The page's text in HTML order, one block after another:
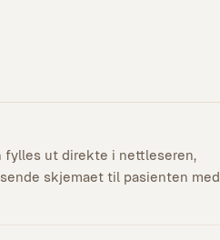
fylles ut direkte i nettleseren,
skjemaet til pasienten med